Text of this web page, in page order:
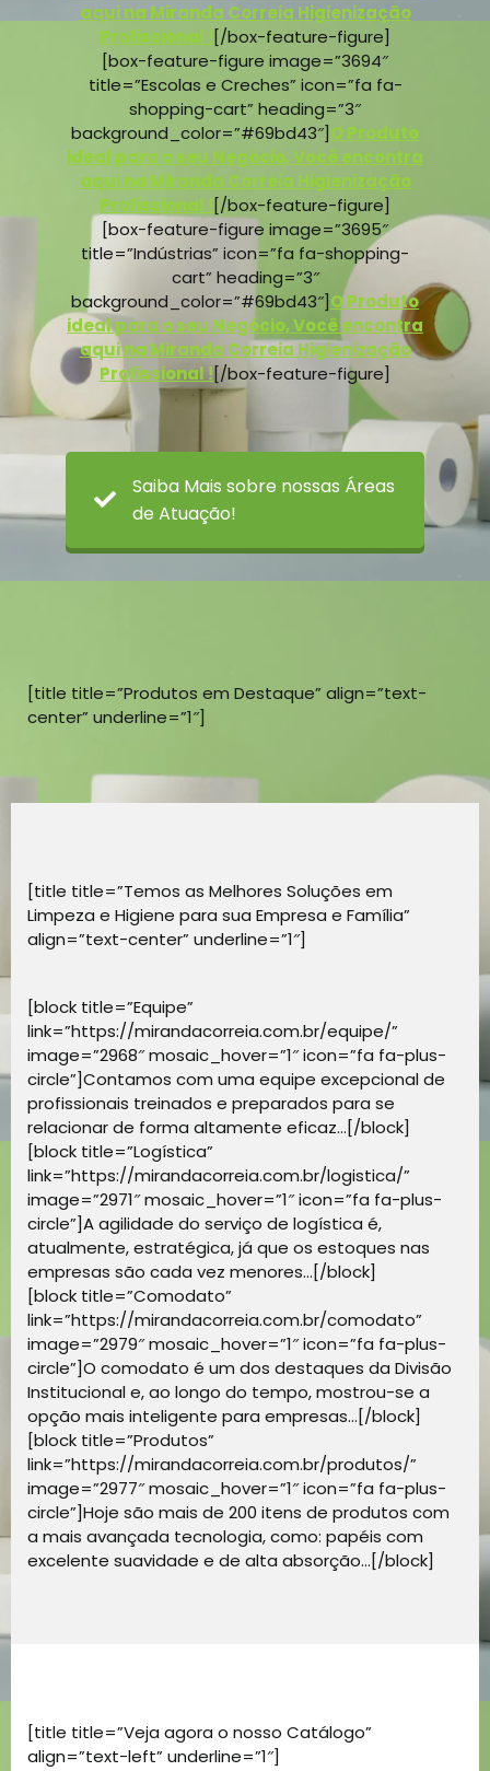
aqui na Miranda Correia Higienização
Profissional ![/box-feature-figure]
[box-feature-figure image=”3694″
title=”Escolas e Creches” icon=”fa fa-
shopping-cart” heading=”3″
background_color=”#69bd43″]O Produto
ideal para o seu Negócio, Você encontra
aqui na Miranda Correia Higienização
Profissional ![/box-feature-figure]
[box-feature-figure image=”3695″
title=”Indústrias” icon=”fa fa-shopping-
cart” heading=”3″
background_color=”#69bd43″]O Produto
ideal para o seu Negócio, Você encontra
aqui na Miranda Correia Higienização
Profissional ![/box-feature-figure]
Saiba Mais sobre nossas Áreas
de Atuação!
[title title=”Produtos em Destaque” align=”text-
center” underline=”1″]
[title title=”Temos as Melhores Soluções em
Limpeza e Higiene para sua Empresa e Família”
align=”text-center” underline=”1″]
[block title=”Equipe”
link=”https://mirandacorreia.com.br/equipe/”
image=”2968″ mosaic_hover=”1″ icon=”fa fa-plus-
circle”]Contamos com uma equipe excepcional de
profissionais treinados e preparados para se
relacionar de forma altamente eficaz…[/block]
[block title=”Logística”
link=”https://mirandacorreia.com.br/logistica/”
image=”2971″ mosaic_hover=”1″ icon=”fa fa-plus-
circle”]A agilidade do serviço de logística é,
atualmente, estratégica, já que os estoques nas
empresas são cada vez menores…[/block]
[block title=”Comodato”
link=”https://mirandacorreia.com.br/comodato”
image=”2979″ mosaic_hover=”1″ icon=”fa fa-plus-
circle”]O comodato é um dos destaques da Divisão
Institucional e, ao longo do tempo, mostrou-se a
opção mais inteligente para empresas…[/block]
[block title=”Produtos”
link=”https://mirandacorreia.com.br/produtos/”
image=”2977″ mosaic_hover=”1″ icon=”fa fa-plus-
circle”]Hoje são mais de 200 itens de produtos com
a mais avançada tecnologia, como: papéis com
excelente suavidade e de alta absorção…[/block]
[title title=”Veja agora o nosso Catálogo”
align=”text-left” underline=”1″]